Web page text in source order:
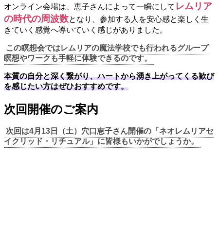
オンライン会場は、恵子さんによって一瞬にして レムリア
の時代の周波数となり、参加する人を安心感と楽しく生
きていく感覚へ導いていく感じがありました。
この瞑想会ではレムリアの魔法学校でも行われるグループ
瞑想やワークも手軽に体験できるのです。
本質の自分と深く繋がり、ハートから湧き上がってくる歓び
を感じたい方はぜひおすすめです。
次回開催のご案内
次回は4月13日（土）穴口恵子さん開催の「ネオレムリアセ
イクリッド・リチュアル」に皆様もいかがでしょうか。